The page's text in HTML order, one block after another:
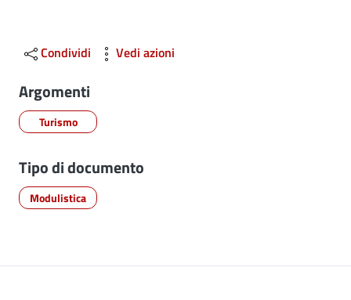
Condividi Vedi azioni
Argomenti
Turismo
Tipo di documento
Modulistica